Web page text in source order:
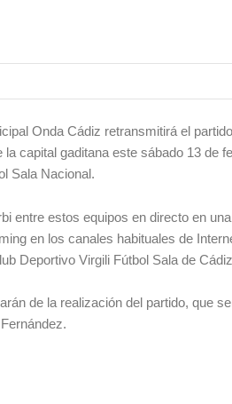
Onda Cádiz retransmitirá el
capital gaditana este sábado 13 de
Sala Nacional.
entre estos equipos en directo en
en los canales habituales de
Deportivo Virgili Fútbol Sala de
de la realización del partido, que